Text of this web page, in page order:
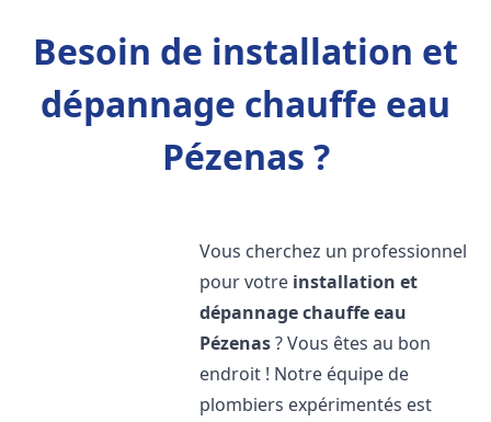
Besoin de installation et
dépannage chauffe eau
Pézenas ?
Vous cherchez un professionnel
pour votre installation et
dépannage chauffe eau
Pézenas? Vous êtes au bon
endroit ! Notre équipe de
plombiers expérimentés est